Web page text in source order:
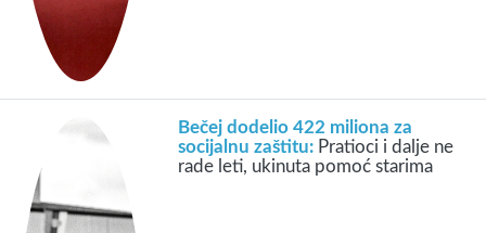
Bečej dodelio 422 miliona za
socijalnu zaštitu: Pratioci i dalje ne
rade leti, ukinuta pomoć starima